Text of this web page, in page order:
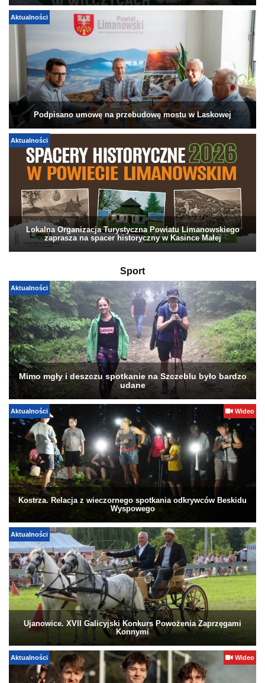
Aktualności
Podpisano umowę na przebudowę mostu w Laskowej
Aktualności
Lokalna Organizacja Turystyczna Powiatu Limanowskiego
zaprasza na spacer historyczny w Kasince Małej
Sport
Aktualności
Mimo mgły i deszczu spotkanie na Szczeblu było bardzo
udane
Aktualności Wideo
Kostrza. Relacja z wieczornego spotkania odkrywców Beskidu
Wyspowego
Aktualności
Ujanowice. XVII Galicyjski Konkurs Powożenia Zaprzęgami
Konnymi
Aktualności Wideo